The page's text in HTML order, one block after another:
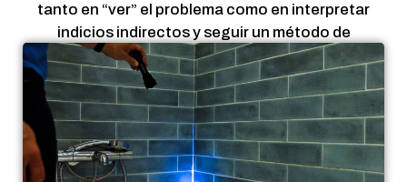
tanto en “ver” el problema como en interpretar
indicios indirectos y seguir un método de
diagnóstico estructurado. En este artículo
explicamos cómo reconocer los signos de una
fuga invisible, por qué algunas fugas pasan
desapercibidas durante mucho tiempo y, sobre
todo, cómo identificarlas sin romper
innecesariamente.